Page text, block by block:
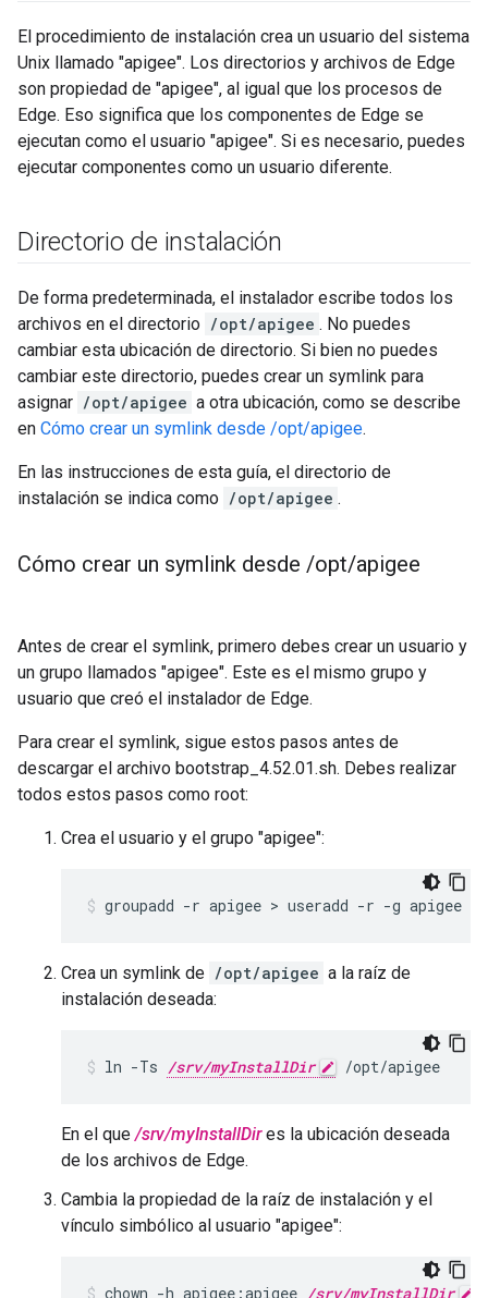
El procedimiento de instalación crea un usuario del sistema
Unix llamado "apigee". Los directorios y archivos de Edge
son propiedad de "apigee", al igual que los procesos de
Edge. Eso significa que los componentes de Edge se
ejecutan como el usuario "apigee". Si es necesario, puedes
ejecutar componentes como un usuario diferente.
Directorio de instalación
De forma predeterminada, el instalador escribe todos los
archivos en el directorio /opt/apigee . No puedes
cambiar esta ubicación de directorio. Si bien no puedes
cambiar este directorio, puedes crear un symlink para
asignar /opt/apigee a otra ubicación, como se describe
en Cómo crear un symlink desde /opt/apigee.
En las instrucciones de esta guía, el directorio de
instalación se indica como /opt/apigee .
Cómo crear un symlink desde /opt/apigee
Antes de crear el symlink, primero debes crear un usuario y
un grupo llamados "apigee". Este es el mismo grupo y
usuario que creó el instalador de Edge.
Para crear el symlink, sigue estos pasos antes de
descargar el archivo bootstrap_4.52.01.sh. Debes realizar
todos estos pasos como root:
Crea el usuario y el grupo "apigee":
groupadd -r apigee > useradd -r -g apigee
Crea un symlink de /opt/apigee a la raíz de
instalación deseada:
ln -Ts /srv/myInstallDir /opt/apigee
En el que/srv/myInstallDires la ubicación deseada
de los archivos de Edge.
Cambia la propiedad de la raíz de instalación y el
vínculo simbólico al usuario "apigee":
chown -h apigee:apigee /srv/myInstallDir